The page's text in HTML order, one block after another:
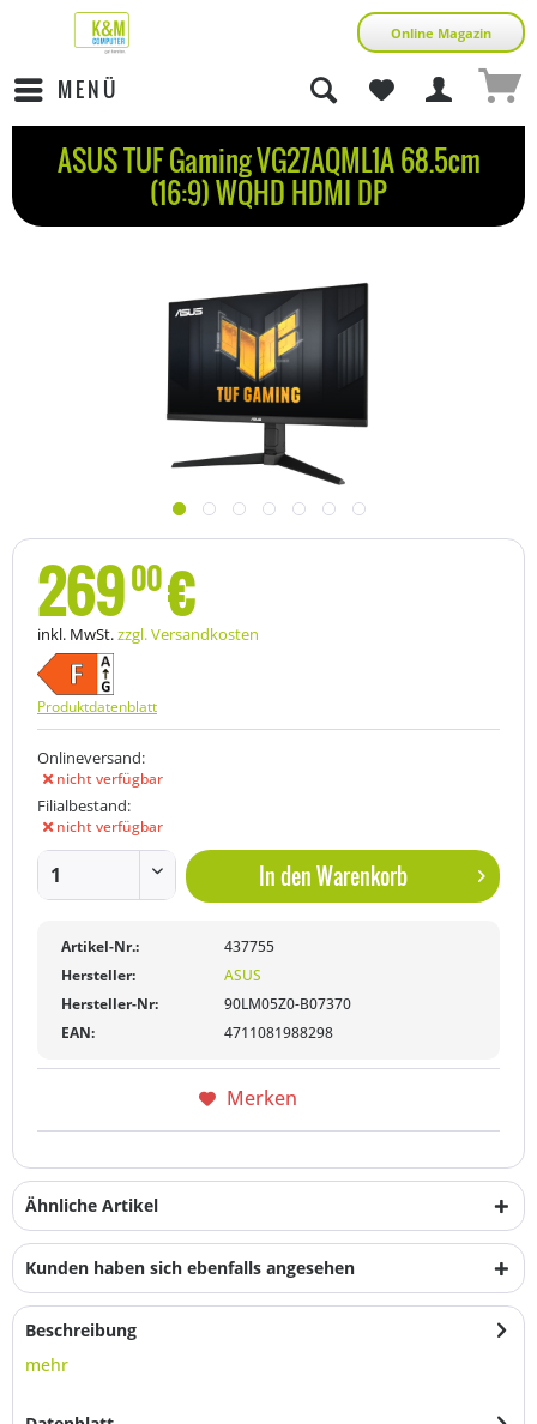
Online Magazin
MENÜ
ASUS TUF Gaming VG27AQML1A 68.5cm
(16:9) WQHD HDMI DP
26900€
inkl. MwSt.zzgl. Versandkosten
Produktdatenblatt
Onlineversand:
nicht verfügbar
Filialbestand:
nicht verfügbar
In denWarenkorb
Artikel-Nr.:
437755
Hersteller:
ASUS
Hersteller-Nr:
90LM05Z0-B07370
EAN:
4711081988298
Merken
Ähnliche Artikel
Kunden haben sich ebenfalls angesehen
Beschreibung
mehr